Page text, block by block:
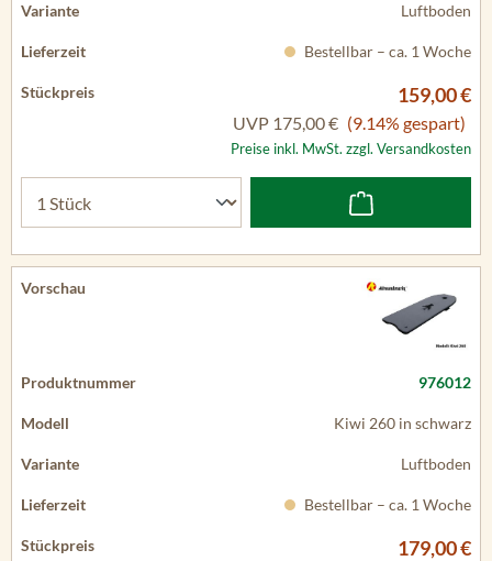
Luftboden
Bestellbar – ca. 1 Woche
159,00 €
UVP 175,00 € (9.14% gespart)
Preise inkl. MwSt. zzgl. Versandkosten
976012
Kiwi 260 in schwarz
Luftboden
Bestellbar – ca. 1 Woche
179,00 €